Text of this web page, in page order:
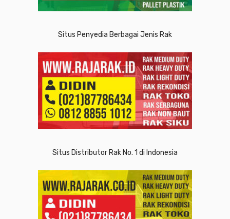
Situs Penyedia Berbagai Jenis Rak
Situs Distributor Rak No. 1 di Indonesia